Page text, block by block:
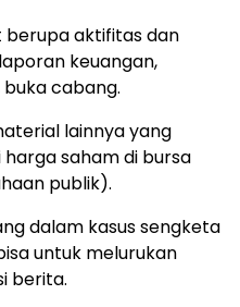
berupa aktifitas dan
keuangan,
cabang.
lainnya yang
saham di bursa
publik).
dalam kasus sengketa
untuk melurukan
berita.